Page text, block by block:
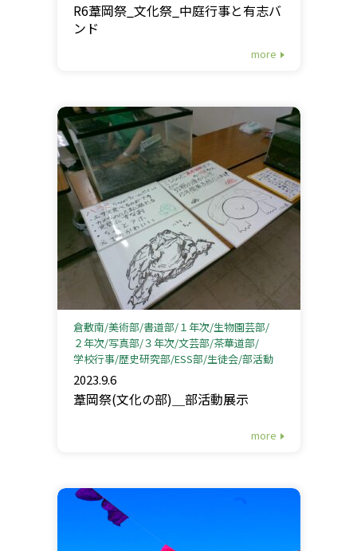
R6葦岡祭_文化祭_中庭行事と有志バ
ンド
more
倉敷南 美術部 書道部 １年次 生物園芸部
２年次 写真部 ３年次 文芸部 茶華道部
学校行事 歴史研究部 ESS部 生徒会 部活動
2023.9.6
葦岡祭(文化の部)＿部活動展示
more